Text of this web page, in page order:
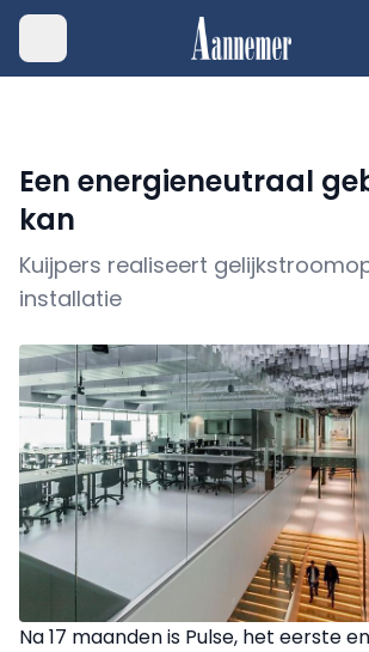
Een energieneutraal
kan
Kuijpers realiseert
installatie
Na 17 maanden is Pulse, het eerste